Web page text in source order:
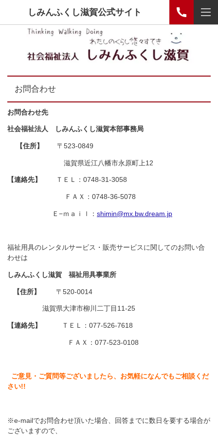
しみんふくし滋賀公式サイト
お問合わせ
お問合わせ先
社会福祉法人 しみんふくし滋賀本部事務局
【住所】 〒523-0849
滋賀県近江八幡市永原町上12
【連絡先】 ＴＥＬ：0748-31-3058
ＦＡＸ：0748-36-5078
Ｅ−ｍａｉｌ： shimin@mx.bw.dream.jp
福祉用具のレンタルサービス・販売サービスに関してのお問い合
わせは
しみんふくし滋賀 福祉用具事業所
【住所】 〒520-0014
滋賀県大津市柳川二丁目11-25
【連絡先】 ＴＥＬ：077-526-7618
ＦＡＸ：077-523-0108
ご意見・ご質問等ございましたら、お気軽になんでもご相談くだ
さい!!
※e-mailでお問合わせ頂いた場合、回答までに数日を要する場合が
ございますので、